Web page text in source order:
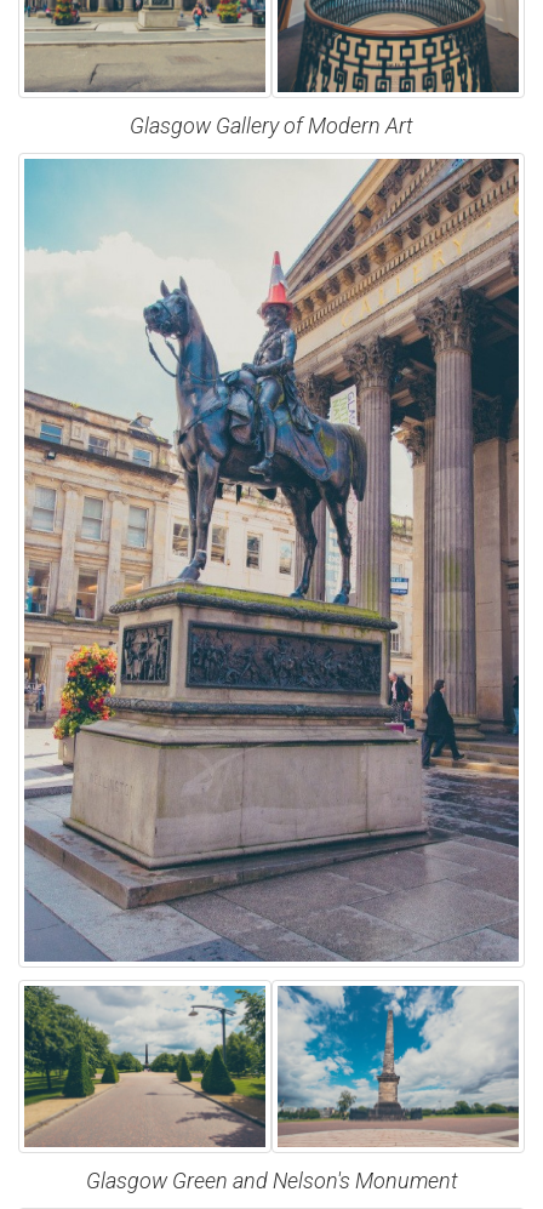
Glasgow Gallery of Modern Art
Glasgow Green and Nelson's Monument